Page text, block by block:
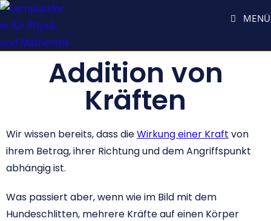
MENÜ
Addition von
Kräften
Wir wissen bereits, dass dieWirkung einer Kraft von
ihrem Betrag, ihrer Richtung und dem Angriffspunkt
abhängig ist.
Was passiert aber, wenn wie im Bild mit dem
Hundeschlitten, mehrere Kräfte auf einen Körper